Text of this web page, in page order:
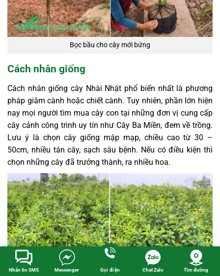
Bọc bầu cho cây mới bứng
Cách nhân giống
Cách nhân giống cây Nhài Nhật phổ biến nhất là phương
pháp giâm cành hoặc chiết cành.Tuy nhiên, phần lớn hiện
nay mọi người tìm mua cây con tại những đơn vị cung cấp
cây cảnh công trình uy tín như Cây Ba Miền, đem về trồng.
Lưu ý là chọn cây giống mập mạp, chiều cao từ 30 –
50cm, nhiều tán cây, sạch sâu bệnh. Nếu có điều kiện thì
chọn những cây đã trưởng thành, ra nhiều hoa.
Tìm đường
Chat Zalo
Gọi điện
Messenger
Nhắn tin SMS